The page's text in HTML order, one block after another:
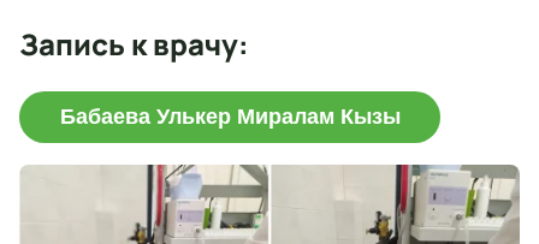
Запись к врачу:
Бабаева Улькер Миралам Кызы